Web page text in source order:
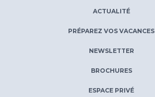
ACTUALITÉ
PRÉPAREZ VOS VACANCES
NEWSLETTER
BROCHURES
ESPACE PRIVÉ